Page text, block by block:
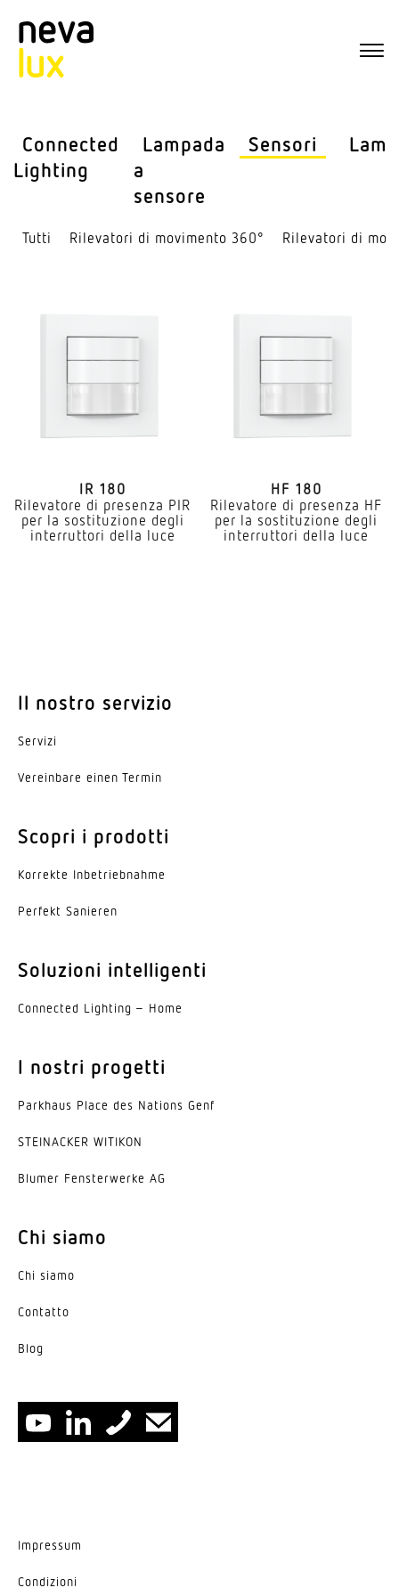
Connected
Lighting
Lampada
a
sensore
Sensori
Tutti Rile­vatori di movi­mento 360° Rile­vatori di
IR 180
Rilevatore di presenza PIR
per la sostituzione degli
interruttori della luce
HF 180
Rilevatore di presenza HF
per la sostituzione degli
interruttori della luce
Il nostro servizio
Servizi
Vereinbare einen Termin
Scopri i prodotti
Korrekte Inbe­trieb­nahme
Perfekt Sanieren
Soluzioni intelligenti
Connected Lighting – Home
I nostri progetti
Parkhaus Place des Nations Genf
STEINACKER WITIKON
Blumer Fenster­werke AG
Chi siamo
Chi siamo
Contatto
Blog
Impressum
Condi­zioni